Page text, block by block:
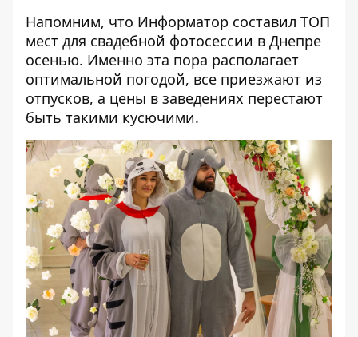
Напомним, что Информатор составил ТОП
мест для свадебной фотосессии в Днепре
осенью. Именно эта пора располагает
оптимальной погодой, все приезжают из
отпусков, а цены в заведениях перестают
быть такими кусючими.